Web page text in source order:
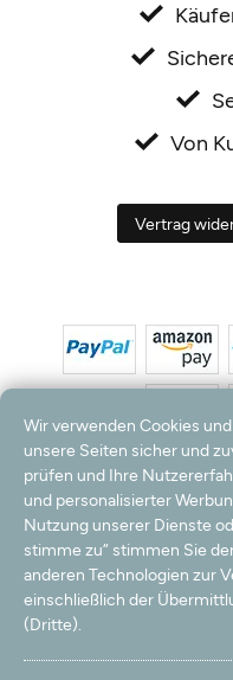
Von
Vertrag
*Alle Preise inkl. MwSt. und zzgl.
nur innerhalb
Hinweis:Wir nutzen Ihre E-Mail
werden können. Ihre
© 2003 - 2026
Wir verwenden Cookies
unsere Seiten sicher und
prüfen und Ihre
und personalisierter
Nutzung unserer Dienste
stimme zu“ stimmen Sie
anderen Technologien zur
einschließlich der
(Dritte).